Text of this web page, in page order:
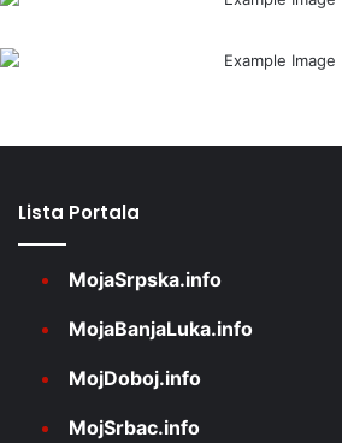
Lista Portala
MojaSrpska.info
MojaBanjaLuka.info
MojDoboj.info
MojSrbac.info